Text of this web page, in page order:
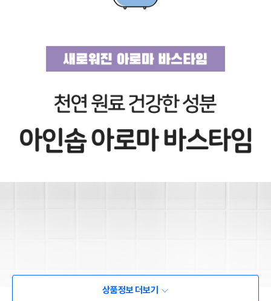
상품정보 더보기